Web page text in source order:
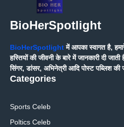
BioHerSpotlight
BioHerSpotlightमें आपका स्वागत है,
हस्तियों की जीवनी के बारे में जानकारी दी
सिंगर, डांसर, अभिनेत्री आदि पोस्ट पब्लिश की
Categories
Sports Celeb
Poltics Celeb